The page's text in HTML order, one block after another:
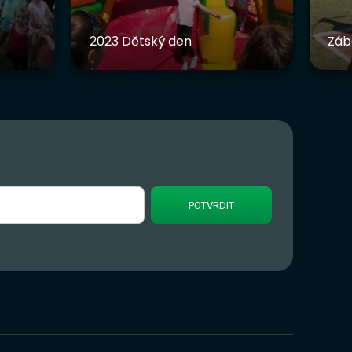
2023 Dětský den